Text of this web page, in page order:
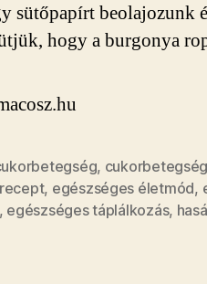
sütőpapírt beolajozunk
hogy a burgonya
, cukorbetegség
, egészséges életmód,
, egészséges táplálkozás,